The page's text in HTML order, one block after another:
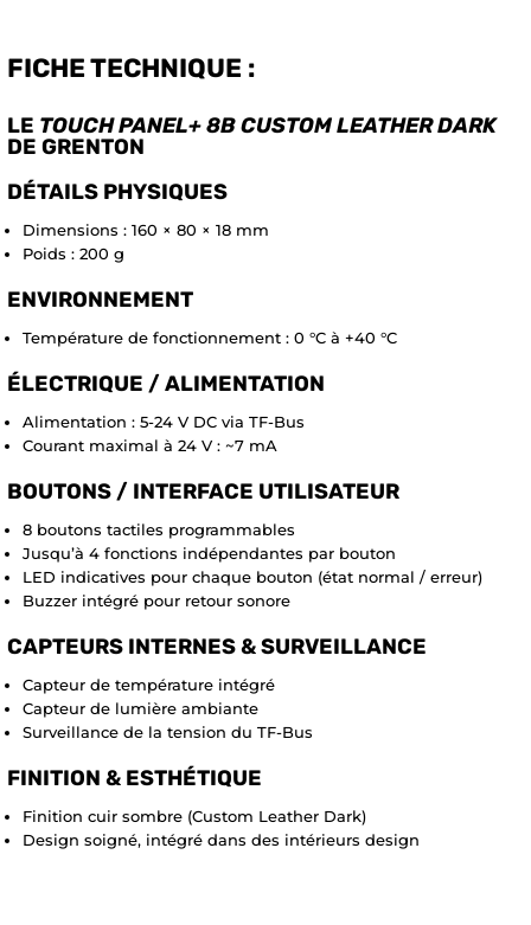
FICHE TECHNIQUE :
LE TOUCH PANEL+ 8B CUSTOM LEATHER DARK
DE GRENTON
DÉTAILS PHYSIQUES
Dimensions : 160 × 80 × 18 mm
Poids : 200 g
ENVIRONNEMENT
Température de fonctionnement : 0 °C à +40 °C
ÉLECTRIQUE / ALIMENTATION
Alimentation : 5-24 V DC via TF-Bus
Courant maximal à 24 V : ~7 mA
BOUTONS / INTERFACE UTILISATEUR
8 boutons tactiles programmables
Jusqu’à 4 fonctions indépendantes par bouton
LED indicatives pour chaque bouton (état normal / erreur)
Buzzer intégré pour retour sonore
CAPTEURS INTERNES & SURVEILLANCE
Capteur de température intégré
Capteur de lumière ambiante
Surveillance de la tension du TF-Bus
FINITION & ESTHÉTIQUE
Finition cuir sombre (Custom Leather Dark)
Design soigné, intégré dans des intérieurs design